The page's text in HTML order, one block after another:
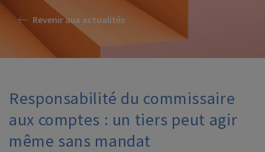
Revenir aux actualités
Responsabilité du commissaire
aux comptes : un tiers peut agir
même sans mandat